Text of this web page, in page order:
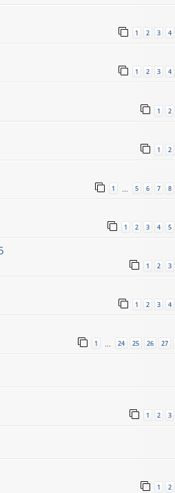
1 2 3 4
1 2 3 4
1 2
1 2
1 5 6 7 8
1 2 3 4 5
1 2 3
1 2 3 4
1 … 24 25 26 27
1 2 3
1 2